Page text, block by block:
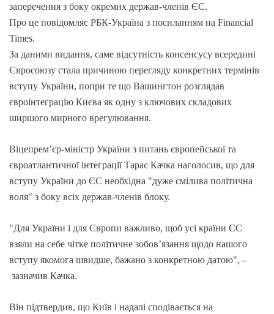
заперечення з боку окремих держав-членів ЄС.
Про це повідомляє РБК-Україна з посиланням на Financial
Times.
За даними видання, саме відсутність консенсусу всередині
Євросоюзу стала причиною перегляду конкретних термінів
вступу України, попри те що Вашингтон розглядав
євроінтеграцію Києва як одну з ключових складових
ширшого мирного врегулювання.
Віцепрем’єр-міністр України з питань європейської та
євроатлантичної інтеграції Тарас Качка наголосив, що для
вступу України до ЄС необхідна "дуже смілива політична
воля" з боку всіх держав-членів блоку.
"Для України і для Європи важливо, щоб усі країни ЄС
взяли на себе чітке політичне зобов’язання щодо нашого
вступу якомога швидше, бажано з конкретною датою", –
зазначив Качка.
Він підтвердив, що Київ і надалі сподівається на